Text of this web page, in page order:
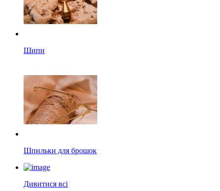
Шипи
Шпильки для брошок
Дивитися всі